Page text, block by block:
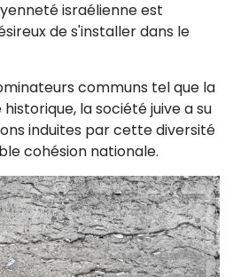
israélienne est
de s'installer dans le
communs tel que la
la société juive a su
induites par cette diversité
cohésion nationale.